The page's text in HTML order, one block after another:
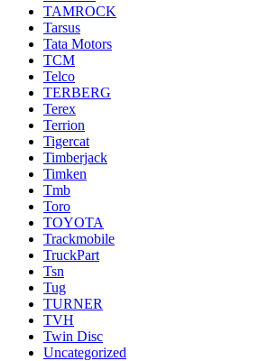
TAMROCK
Tarsus
Tata Motors
TCM
Telco
TERBERG
Terex
Terrion
Tigercat
Timberjack
Timken
Tmb
Toro
TOYOTA
Trackmobile
TruckPart
Tsn
Tug
TURNER
TVH
Twin Disc
Uncategorized